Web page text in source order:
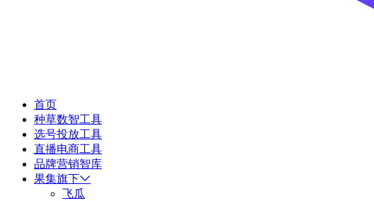
首页
种草数智工具
选号投放工具
直播电商工具
品牌营销智库
果集旗下
飞瓜